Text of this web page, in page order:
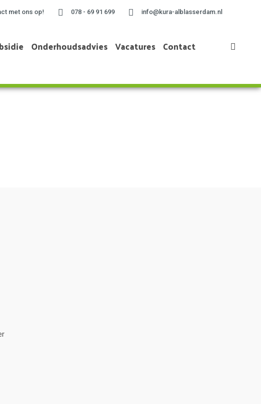
met ons op! 078 - 69 91 699 info@kura-alblasserdam.nl
Onderhoudsadvies Vacatures Contact